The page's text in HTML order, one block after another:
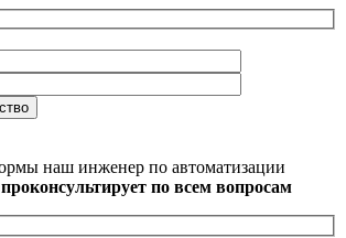
наш инженер по автоматизации
по всем вопросам